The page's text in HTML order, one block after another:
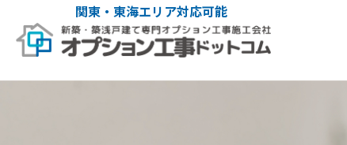
関東・東海エリア対応可能